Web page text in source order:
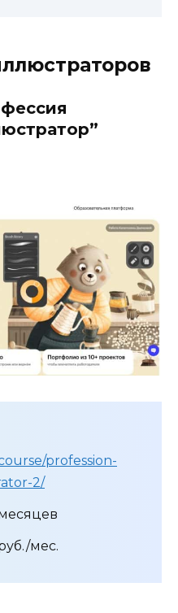
profession-
2/
мес.